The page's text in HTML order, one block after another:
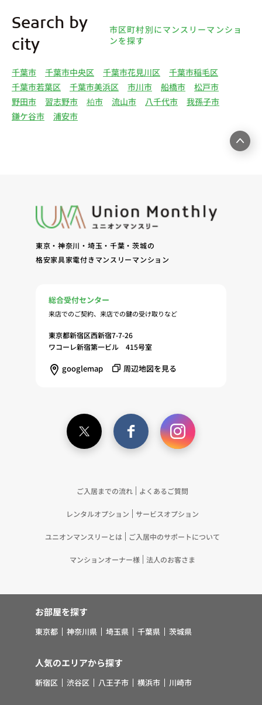
下記（1）～（13）における利用目的のために利用
し、また、利用目的を達成するために必要な範囲で
リー物件の紹介、利用契約に関する連絡、利用契約
の締結、履行。（2）弊社の他のマンスリー物件お
よびサービスの紹介ならびにお客様・オーナー様に
とって有用と思われる弊社提携先の商品・サービス
等を紹介するためのダイレクトメール、住環境向上
ームページ上にて実施するお客様・オーナー様向け
サービスの提供（6）お客様・オーナー様からのお
の登録およびサービス利用時の本人認証ならびにお
客様およびオーナー様の管理（8）サービスの保
への同意に基づき、当ウェブサイトの利用履歴に関
する情報等の個人情報について、調査・分析会社、
アフィリエーター、SNS事業者、広告関係会社、広
告配信事業者、DMP事業者その他業務を提携する
事業者（以下「提携事業者等」といいます。）が既
に保有する個人情報と当社から取得する個人情報を
し、興味関心・嗜好に応じたサービスに関する広告
を配信する等のマーケティング活動を行うため
（11）本ポリシーへの同意に基づき、提携事業者等
記載の目的で利用するため（12）本ポリシーへの同
の提供を受け、当社が既に有している個人情報を突
合して「4.利用目的について」記載の目的で利用す
ービス、マーケティング活動、お問い合わせ対応お
取り扱う個人情報を、あらかじめお客様およびオー
ナー様の同意を得ないで、第三者に提供いたしませ
は財産の保護のために必要がある場合であって、お
生の向上または児童の健全な育成の推進のために特
Search by
city
市区町村別にマンスリーマンショ
ンを探す
千葉市 千葉市中央区 千葉市花見川区
千葉市稲毛区
千葉市若葉区
千葉市美浜区 市川市 船橋市
松戸市
野田市
習志野市 柏市 流山市 八千代市
我孫子市
鎌ケ谷市
浦安市
東京・神奈川・埼玉・千葉・茨城の
格安家具家電付きマンスリーマンション
総合受付センター
来店でのご契約、来店での鍵の受け取りなど
東京都新宿区西新宿7-7-26
ワコーレ新宿第一ビル 415号室
googlemap 周辺地図を見る
ご入居までの流れ よくあるご質問
レンタルオプション サービスオプション
ユニオンマンスリーとは ご入居中のサポートについて
マンションオーナー様 法人のお客さま
お部屋を探す
東京都 神奈川県 埼玉県 千葉県 茨城県
人気のエリアから探す
新宿区 渋谷区 八王子市 横浜市 川崎市